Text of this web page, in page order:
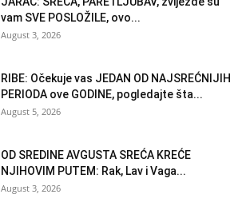
vam SVE POSLOŽILE, ovo...
August 3, 2026
RIBE: Očekuje vas JEDAN OD NAJSREĆNIJIH
PERIODA ove GODINE, pogledajte šta...
August 5, 2026
OD SREDINE AVGUSTA SREĆA KREĆE
NJIHOVIM PUTEM: Rak, Lav i Vaga...
August 3, 2026